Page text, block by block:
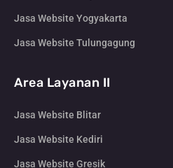
Jasa Website Yogyakarta
Jasa Website Tulungagung
Area Layanan II
Jasa Website Blitar
Jasa Website Kediri
Jasa Website Gresik